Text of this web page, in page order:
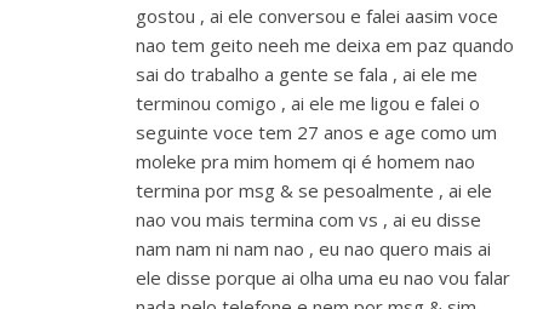
gostou , ai ele conversou e falei aasim voce
nao tem geito neeh me deixa em paz quando
sai do trabalho a gente se fala , ai ele me
terminou comigo , ai ele me ligou e falei o
seguinte voce tem 27 anos e age como um
moleke pra mim homem qi é homem nao
termina por msg & se pesoalmente , ai ele
nao vou mais termina com vs , ai eu disse
nam nam ni nam nao , eu nao quero mais ai
ele disse porque ai olha uma eu nao vou falar